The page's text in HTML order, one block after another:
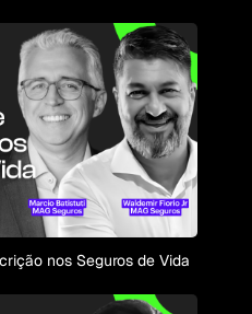
nos Seguros de Vida